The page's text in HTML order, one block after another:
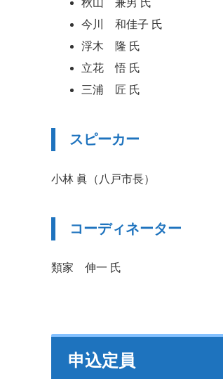
今川 和佳子 氏
浮木 隆 氏
立花 悟 氏
三浦 匠 氏
スピーカー
小林 眞（八戸市長）
コーディネーター
類家 伸一 氏
申込定員